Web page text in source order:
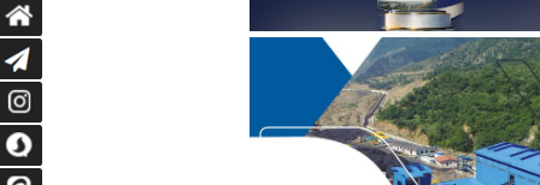
دریافت می‌کنند